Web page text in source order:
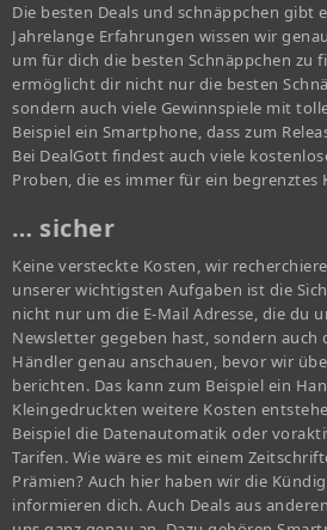
Die besten Deals und schnäppchen gibt
Jahrelange Erfahrungen wissen wir
um für dich die besten Schnäppchen zu
ermöglicht dir nicht nur die besten
sondern auch viele Gewinnspiele mit
Beispiel ein Smartphone, dass zum
Bei DealGott findest auch viele
Proben, die es immer für ein
… sicher
Keine versteckte Kosten, wir
unserer wichtigsten Aufgaben ist die
nicht nur um die E-Mail Adresse, die du
Newsletter gegeben hast, sondern auch
Händler genau anschauen, bevor wir
berichten. Das kann zum Beispiel ein
Kleingedruckten weitere Kosten
Beispiel die Datenautomatik oder
Tarifen. Wie wäre es mit einem
Prämien? Auch hier haben wir die
informieren dich. Auch Deals aus